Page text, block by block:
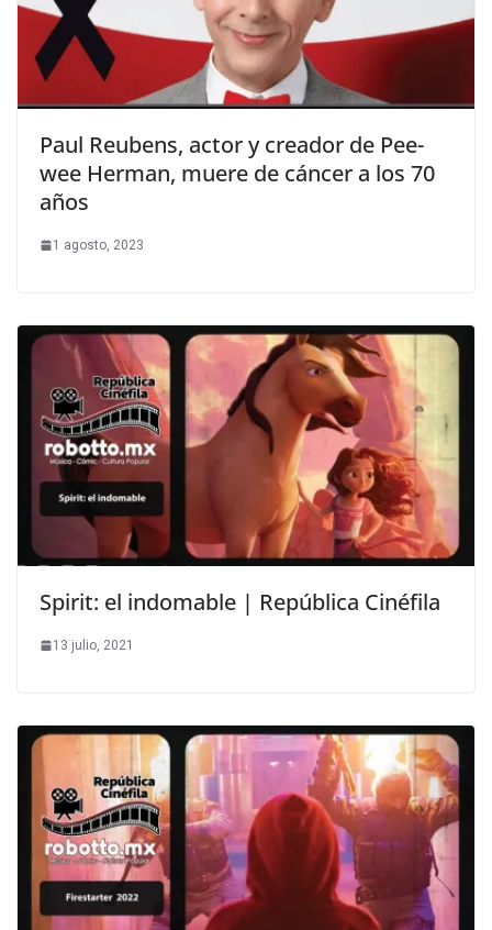
Paul Reubens, actor y creador de Pee-
wee Herman, muere de cáncer a los 70
años
1 agosto, 2023
Spirit: el indomable | República Cinéfila
13 julio, 2021